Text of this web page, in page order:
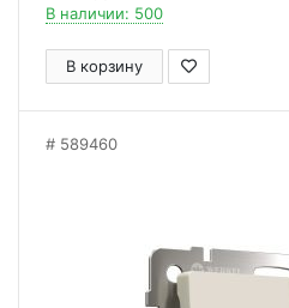
В наличии: 500
В корзину
589460